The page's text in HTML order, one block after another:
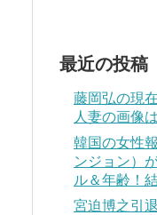
最近の投稿
藤岡弘の現
人妻の画像
韓国の女性
ンジョン）
ル＆年齢！
宮迫博之引